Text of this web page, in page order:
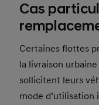
Cas
Certaines flottes
la livraison
sollicitent leurs
mode d’utilisation